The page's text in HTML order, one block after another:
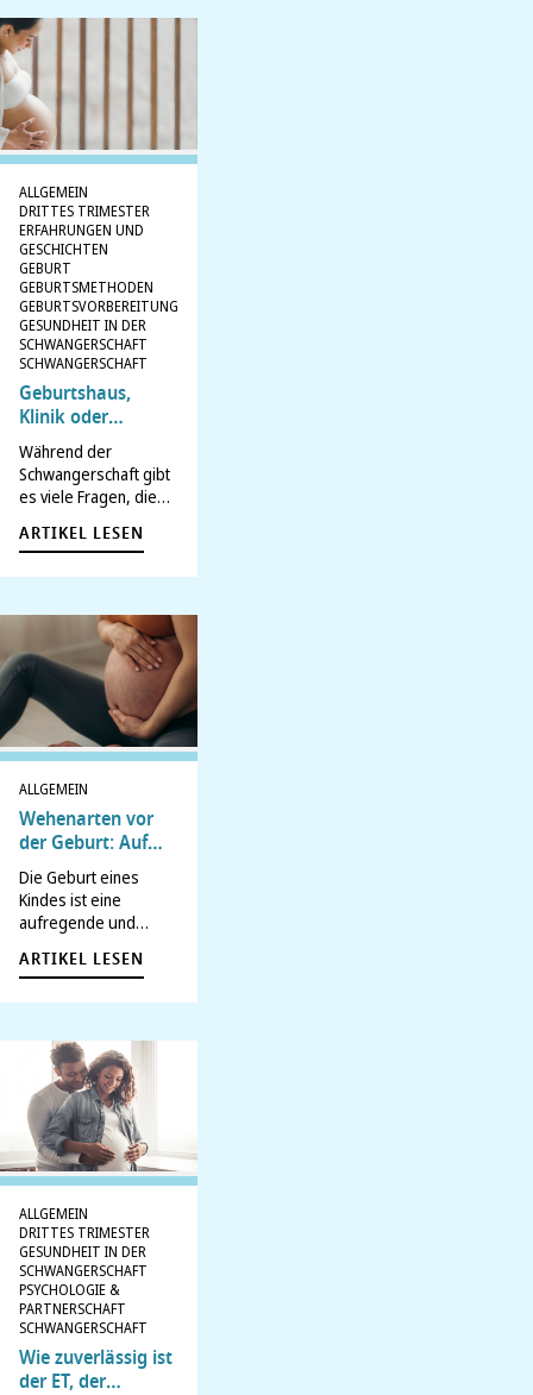
über Fieber bei Babys
und Kindern.
Gemeinsam sprechen
sie über alles, was
werdende Eltern zu
dem Thema wissen
sollten. In der
Folgenbeschreibung
und den Shownotes…
ALLGEMEIN
DRITTES TRIMESTER
ERFAHRUNGEN UND
GESCHICHTEN
GEBURT
GEBURTSMETHODEN
GEBURTSVORBEREITUNG
GESUNDHEIT IN DER
SCHWANGERSCHAFT
SCHWANGERSCHAFT
Geburtshaus,
Klinik oder
Zuhause? [MIT
FRAGENBOGEN]
Während der
Schwangerschaft gibt
es viele Fragen, die
beschäftigen – und
Besonders in den
späteren Stadien wird
oft vor der
Rückenlage gewarnt,
da diese
gesundheitliche
Risiken bergen kann.
Doch was steckt
genau…
ARTIKEL LESEN
ALLGEMEIN
Wehenarten vor
der Geburt: Auf
den
Geburtsprozess
vorbereitet
Die Geburt eines
Kindes ist eine
aufregende und
bevor es soweit ist,
Wehenarten vor der
Geburt, die oft für
Verwirrung sorgen
können. Um besser
auf die Geburt
vorbereitet zu sein, ist
es wichtig,…
ARTIKEL LESEN
ALLGEMEIN
DRITTES TRIMESTER
GESUNDHEIT IN DER
SCHWANGERSCHAFT
PSYCHOLOGIE &
PARTNERSCHAFT
SCHWANGERSCHAFT
Wie zuverlässig ist
der ET, der